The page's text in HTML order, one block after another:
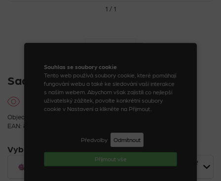
Souhlas se soubory cookie
Tento web používá soubory cookie, které pomáhají
fungování webu a také ke sledování vaší interakce
s naším webem. Abychom však zajistili co nejlepší
uživatelský zážitek, povolte konkrétní soubory
cookie v Nastavení a klikněte na Přijmout..
Předvolby Odmítnout
Příjmout vše
1 / 1
Sada 2 ks skřipečků květiny
Objednací kód: 24330_4_1
EAN: 8590888243306
Vybrat variantu
Sada 2 ks skřipečků květiny medvídek s korunkou
72